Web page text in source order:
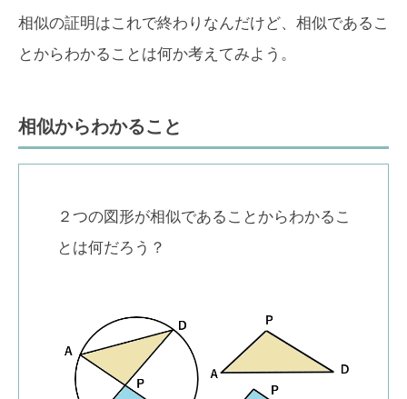
相似の証明はこれで終わりなんだけど、相似であるこ
とからわかることは何か考えてみよう。
相似からわかること
２つの図形が相似であることからわかるこ
とは何だろう？